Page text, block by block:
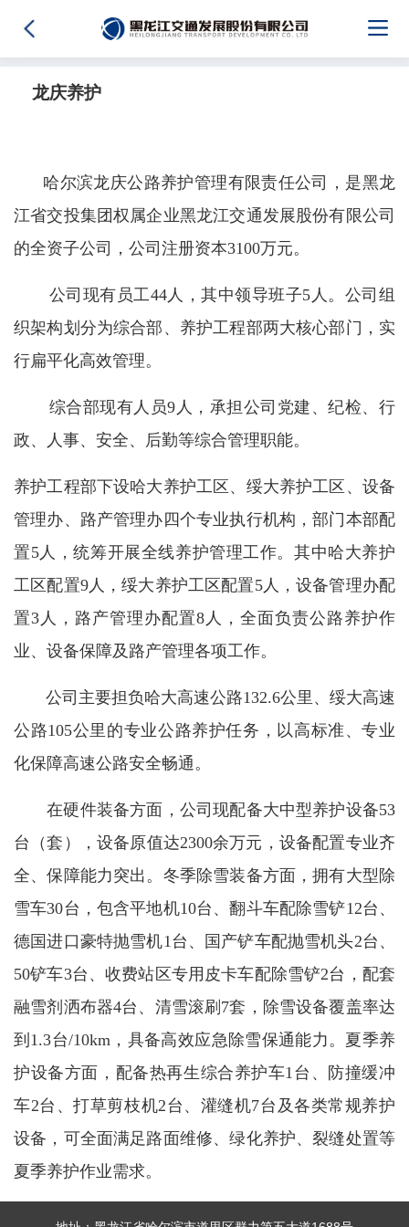
龙庆养护
哈尔滨龙庆公路养护管理有限责任公司，是黑龙
江省交投集团权属企业黑龙江交通发展股份有限公司
的全资子公司，公司注册资本3100万元。
公司现有员工44人，其中领导班子5人。公司组
织架构划分为综合部、养护工程部两大核心部门，实
行扁平化高效管理。
综合部现有人员9人，承担公司党建、纪检、行
政、人事、安全、后勤等综合管理职能。
养护工程部下设哈大养护工区、绥大养护工区、设备
管理办、路产管理办四个专业执行机构，部门本部配
置5人，统筹开展全线养护管理工作。其中哈大养护
工区配置9人，绥大养护工区配置5人，设备管理办配
置3人，路产管理办配置8人，全面负责公路养护作
业、设备保障及路产管理各项工作。
公司主要担负哈大高速公路132.6公里、绥大高速
公路105公里的专业公路养护任务，以高标准、专业
化保障高速公路安全畅通。
在硬件装备方面，公司现配备大中型养护设备53
台（套），设备原值达2300余万元，设备配置专业齐
全、保障能力突出。冬季除雪装备方面，拥有大型除
雪车30台，包含平地机10台、翻斗车配除雪铲12台、
德国进口豪特抛雪机1台、国产铲车配抛雪机头2台、
50铲车3台、收费站区专用皮卡车配除雪铲2台，配套
融雪剂洒布器4台、清雪滚刷7套，除雪设备覆盖率达
到1.3台/10km，具备高效应急除雪保通能力。夏季养
护设备方面，配备热再生综合养护车1台、防撞缓冲
车2台、打草剪枝机2台、灌缝机7台及各类常规养护
设备，可全面满足路面维修、绿化养护、裂缝处置等
夏季养护作业需求。